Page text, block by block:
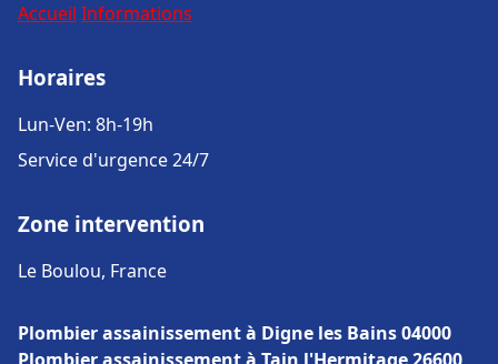
Accueil Informations
Horaires
Lun-Ven: 8h-19h
Service d'urgence 24/7
Zone intervention
Le Boulou, France
Plombier assainissement à Digne les Bains 04000